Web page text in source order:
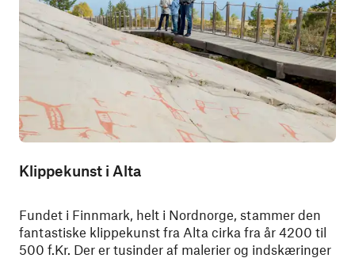
Klippekunst i Alta
Fundet i Finnmark, helt i Nordnorge, stammer den
fantastiske klippekunst fra Alta cirka fra år 4200 til
500 f.Kr. Der er tusinder af malerier og indskæringer